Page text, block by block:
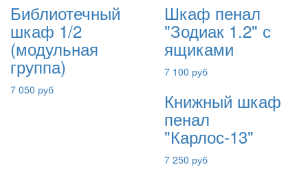
Библиотечный
шкаф 1/2
(модульная
группа)
7 050 руб
Шкаф пенал
"Зодиак 1.2" с
ящиками
7 100 руб
Книжный шкаф
пенал
"Карлос-13"
7 250 руб